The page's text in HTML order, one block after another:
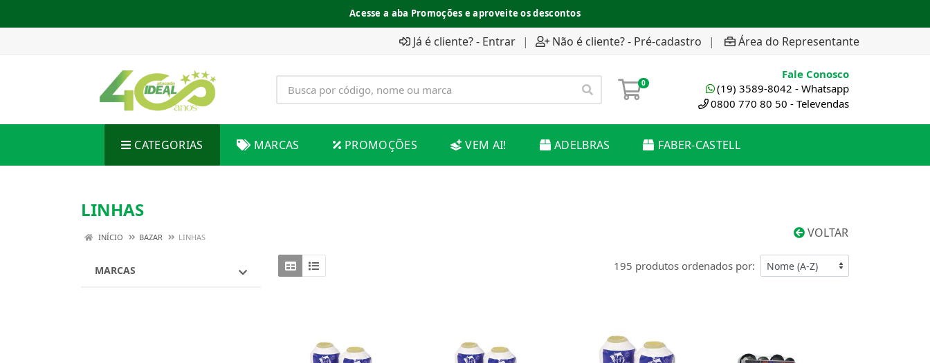
Acesse a aba Promoções e aproveite os descontos
Já é cliente? - Entrar | Não é cliente? - Pré-cadastro | Área do Representante
0
Fale Conosco
(19) 3589-8042 - Whatsapp
0800 770 80 50 - Televendas
CATEGORIAS MARCAS PROMOÇÕES VEM AI! ADELBRAS FABER-CASTELL
LINHAS
VOLTAR
INÍCIO BAZAR LINHAS
MARCAS 195 produtos ordenados por: